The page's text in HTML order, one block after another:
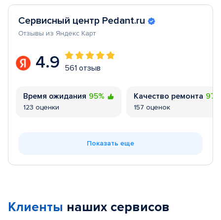
Сервисный центр Pedant.ru
Отзывы из Яндекс Карт
4.9 561 отзыв
Время ожидания 95%
123 оценки
Качество ремонта
157 оценок
Показать еще
Клиенты наших сервисов